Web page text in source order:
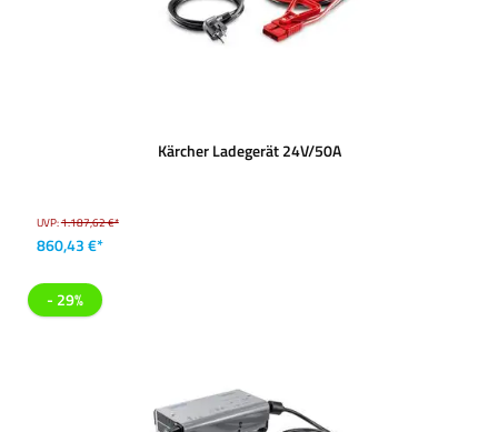
Kärcher Ladegerät 24V/50A
UVP:1.187,62 €*
860,43 €*
- 29%